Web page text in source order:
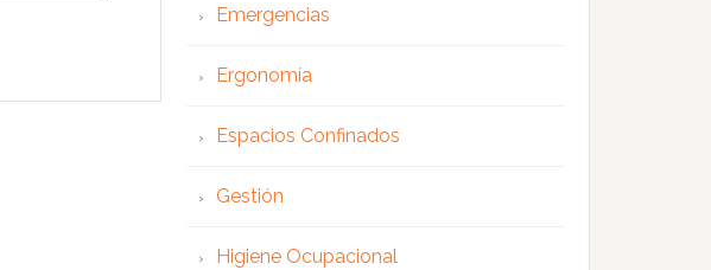
Emergencias
Ergonomía
Espacios Confinados
Gestión
Higiene Ocupacional